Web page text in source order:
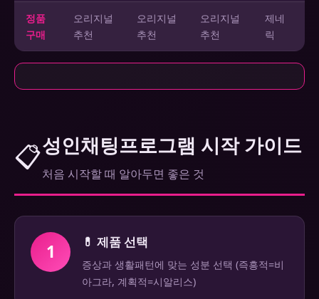
정품
구매
오리지널
추천
오리지널
추천
오리지널
추천
제네
릭
📋성인채팅프로그램 시작 가이드
처음 시작할 때 알아두면 좋은 것
1 💊 제품 선택
증상과 생활패턴에 맞는 성분 선택 (즉흥적=비
아그라, 계획적=시알리스)